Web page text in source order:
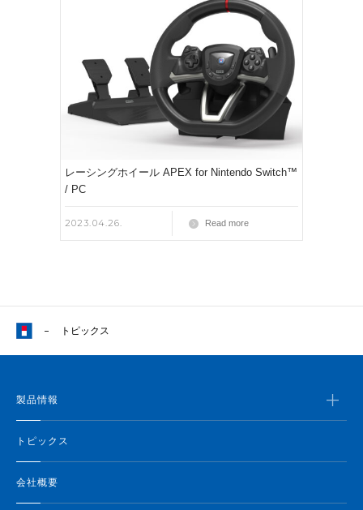
レーシングホイール APEX for Nintendo Switch™
/ PC
2023.04.26. Read more
トピックス
製品情報
トピックス
会社概要